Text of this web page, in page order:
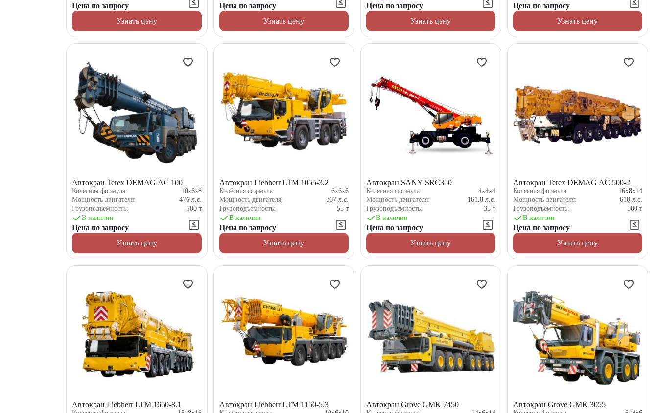
Цена по запросу
Узнать цену
Цена по запросу
Узнать цену
Цена по запросу
Узнать цену
Цена по запросу
Узнать цену
Автокран Terex DEMAG AC 100
Колёсная формула:
10x6x8
Мощность двигателя:
476 л.с.
Грузоподъемность:
100 т
В наличии
Цена по запросу
Узнать цену
Автокран Liebherr LTM 1055-3.2
Колёсная формула:
6x6x6
Мощность двигателя:
367 л.с.
Грузоподъемность:
55 т
В наличии
Цена по запросу
Узнать цену
Автокран SANY SRC350
Колёсная формула:
4x4x4
Мощность двигателя:
161.8 л.с.
Грузоподъемность:
35 т
В наличии
Цена по запросу
Узнать цену
Автокран Terex DEMAG AC 500-2
Колёсная формула:
16x8x14
Мощность двигателя:
610 л.с.
Грузоподъемность:
500 т
В наличии
Цена по запросу
Узнать цену
Автокран Liebherr LTM 1650-8.1 Автокран Liebherr LTM 1150-5.3 Автокран Grove GMK 7450 Автокран Grove GMK 3055